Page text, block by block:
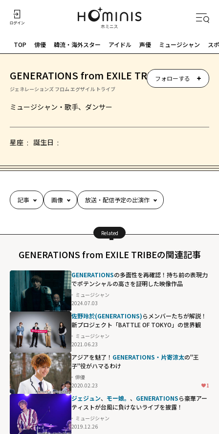
TOP 俳優 韓流・海外スター アイドル 声優 ミュージシャン ス
GENERATIONS from EXILE TRIBE
ジェネレーションズ フロム エグザイル トライブ
ミュージシャン・歌手、ダンサー
フォローする
星座 誕生日
記事 画像 放送・配信予定の出演作
Related
GENERATIONS from EXILE TRIBEの関連記事
GENERATIONSの多面性を再確認！持ち前の表現力
でポテンシャルの高さを証明した映像作品
ミュージシャン
2024.07.03
佐野玲於(GENERATIONS)らメンバーたちが解説！
新プロジェクト「BATTLE OF TOKYO」の世界観
ミュージシャン
2021.06.23
アジアを魅了！ GENERATIONS・片寄涼太の"王
子"役がハマるわけ
俳優
2020.02.23
1
ジェジュン、 モー娘。 、 GENERATIONSら豪華アー
ティストが台風に負けないライブを披露！
ミュージシャン
2019.12.26